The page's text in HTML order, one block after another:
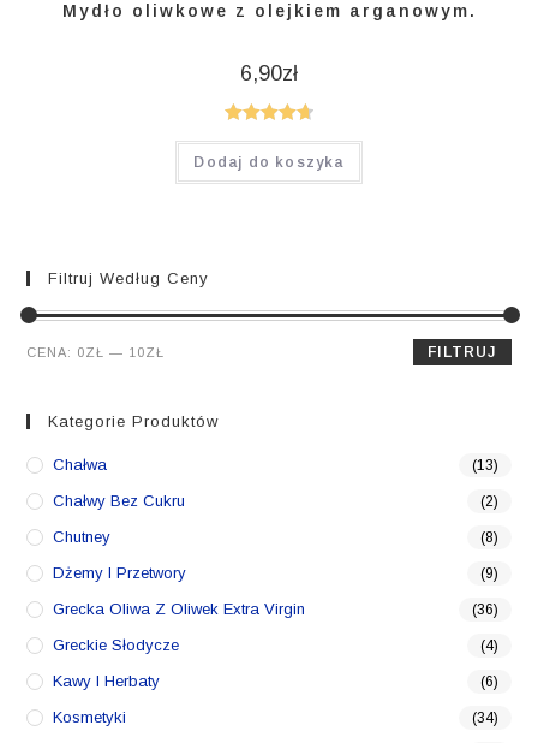
Mydło oliwkowe z olejkiem arganowym.
6,90zł
Oceniono
4.75na 5
Dodaj do koszyka
Filtruj Według Ceny
Cena
Cena
FILTRUJ
CENA: 0ZŁ — 10ZŁ
Kategorie Produktów
Chałwa (13)
Chałwy Bez Cukru (2)
Chutney (8)
Dżemy I Przetwory (9)
Grecka Oliwa Z Oliwek Extra Virgin (36)
Greckie Słodycze (4)
Kawy I Herbaty (6)
Kosmetyki (34)